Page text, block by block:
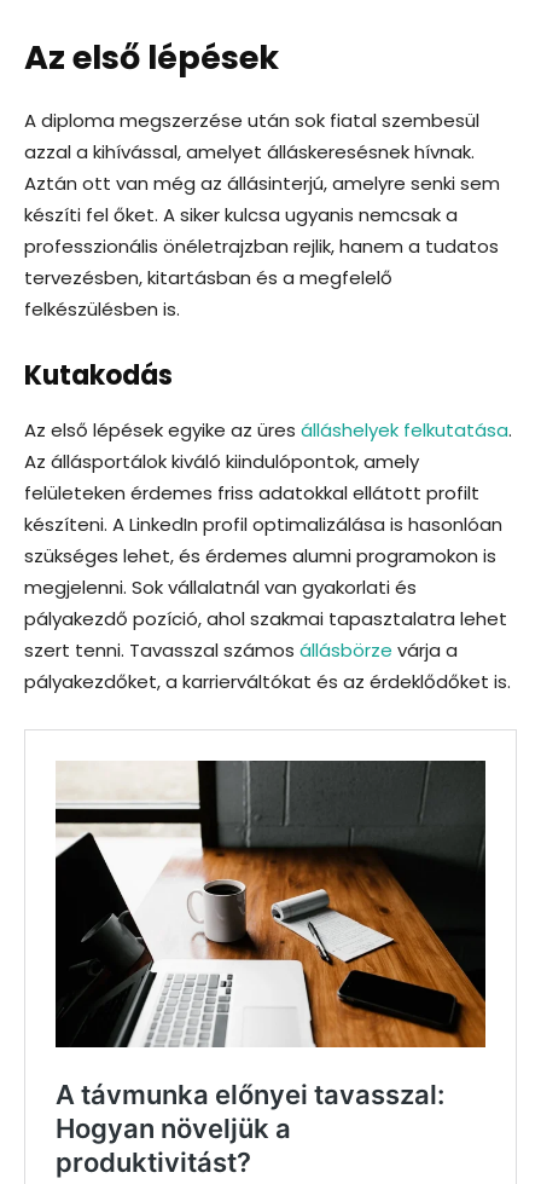
Az első lépések
A diploma megszerzése után sok fiatal szembesül
azzal a kihívással, amelyet álláskeresésnek hívnak.
Aztán ott van még az állásinterjú, amelyre senki sem
készíti fel őket. A siker kulcsa ugyanis nemcsak a
professzionális önéletrajzban rejlik, hanem a tudatos
tervezésben, kitartásban és a megfelelő
felkészülésben is.
Kutakodás
Az első lépések egyike az üres álláshelyek felkutatása.
Az állásportálok kiváló kiindulópontok, amely
felületeken érdemes friss adatokkal ellátott profilt
készíteni. A LinkedIn profil optimalizálása is hasonlóan
szükséges lehet, és érdemes alumni programokon is
megjelenni. Sok vállalatnál van gyakorlati és
pályakezdő pozíció, ahol szakmai tapasztalatra lehet
szert tenni. Tavasszal számos állásbörze várja a
pályakezdőket, a karrierváltókat és az érdeklődőket is.